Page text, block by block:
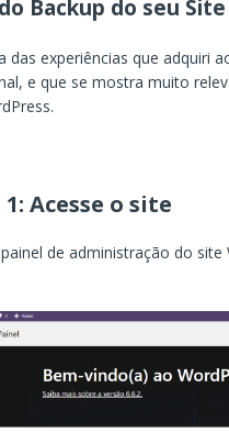
Backup do seu
das experiências que adquiri
e que se mostra muito
1: Acesse o site
de administração do